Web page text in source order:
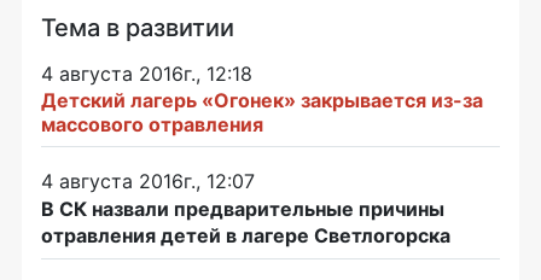
Тема в развитии
4 августа 2016г., 12:18
Детский лагерь «Огонек» закрывается из-за
массового отравления
4 августа 2016г., 12:07
В СК назвали предварительные причины
отравления детей в лагере Светлогорска